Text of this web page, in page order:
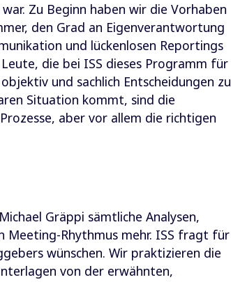
Zu Beginn haben wir die Vorhaben
den Grad an Eigenverantwortung
und lückenlosen Reportings
die bei ISS dieses Programm für
und sachlich Entscheidungen zu
Situation kommt, sind die
aber vor allem die richtigen
Gräppi sämtliche Analysen,
Rhythmus mehr. ISS fragt für
wünschen. Wir praktizieren die
von der erwähnten,